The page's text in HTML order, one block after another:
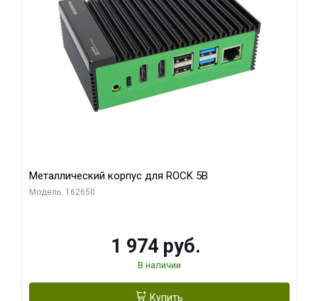
Металлический корпус для ROCK 5B
Модель: 162650
1 974 руб.
В наличии
Купить